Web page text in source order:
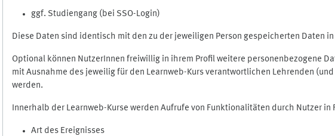
ggf. Studiengang (bei SSO-Login)
Diese Daten sind identisch mit den zu der jeweiligen Person gespeicherten Daten
Optional können NutzerInnen freiwillig in ihrem Profil weitere personenbezogene
mit Ausnahme des jeweilig für den Learnweb-Kurs verantwortlichen Lehrenden
werden.
Innerhalb der Learnweb-Kurse werden Aufrufe von Funktionalitäten durch Nutzer
Art des Ereignisses